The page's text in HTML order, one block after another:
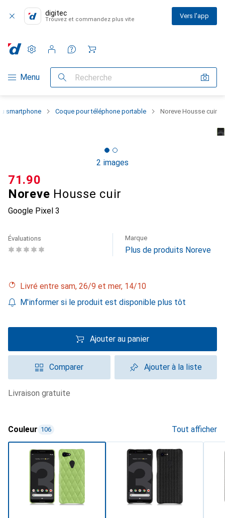
digitec
Trouvez et commandez plus vite Vers l'app
Navigation par catégorie
Menu Recherche
Paramètres
Compte client
Listes de comparaison
Listes d'envies
Panier
smartphone Coque pour téléphone portable Noreve Housse cuir
2 images
Noreve Housse cuir
Google Pixel 3
CHF
71.90
Évaluations Marque
Plus de produits Noreve
Livré entre sam, 26/9 et mer, 14/10
M'informer si le produit est disponible plus tôt
Ajouter au panier
Comparer Ajouter à la liste
livraison gratuite
Couleur 106 Tout afficher